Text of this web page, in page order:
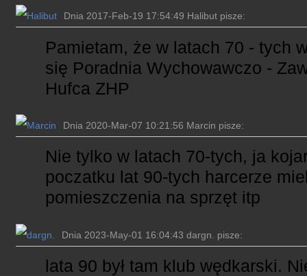
Dnia 2017-Feb-19 17:54:49 Halibut pisze:
Pamietam, że w latach 70 - tych
się Poradnia Wychowawczo -
Hufca ZHP
Dnia 2020-Mar-07 10:21:56 Marcin pisze:
Nie tylko w latach 70-tych, ja
poczatku lat 90-tych harcerze
pomieszczenia na sprzęt itp
Dnia 2023-May-01 16:04:43 dargn. pisze:
lata 90 był tam klub wędkarski.